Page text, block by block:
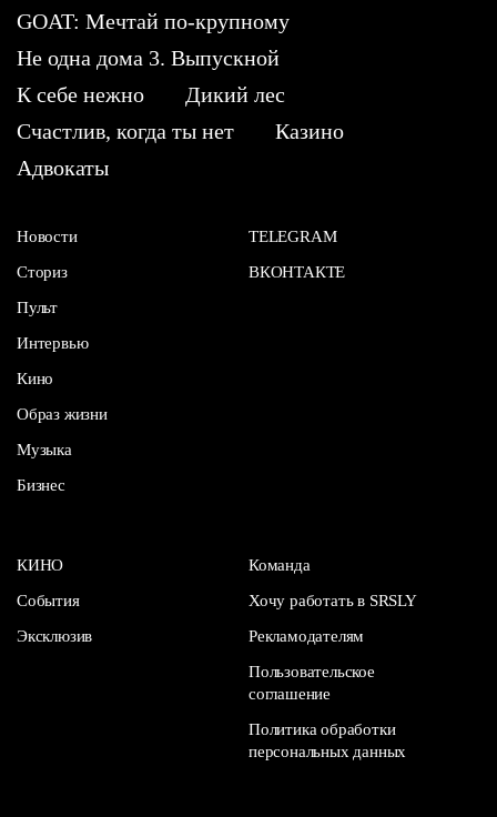
GOAT: Мечтай по-крупному
Не одна дома 3. Выпускной
К себе нежно
Дикий лес
Счастлив, когда ты нет
Казино
Адвокаты
Новости
Сториз
Пульт
Интервью
Кино
Образ жизни
Музыка
Бизнес
TELEGRAM
ВКОНТАКТЕ
КИНО
События
Эксклюзив
Команда
Хочу работать в SRSLY
Рекламодателям
Пользовательское
соглашение
Политика обработки
персональных данных